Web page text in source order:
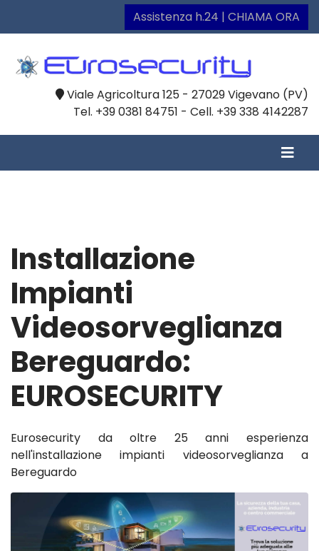
Assistenza h.24 | CHIAMA ORA
Viale Agricoltura 125 - 27029 Vigevano (PV)
Tel. +39 0381 84751 - Cell. +39 338 4142287
Installazione
Impianti
Videosorveglianza
Bereguardo:
EUROSECURITY
Eurosecurity da oltre 25 anni esperienza
nell'installazione impianti videosorveglianza a
Bereguardo